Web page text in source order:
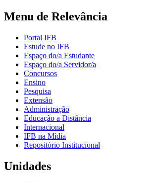
Menu de Relevância
Portal IFB
Estude no IFB
Espaço do/a Estudante
Espaço do/a Servidor/a
Concursos
Ensino
Pesquisa
Extensão
Administração
Educação a Distância
Internacional
IFB na Mídia
Repositório Institucional
Unidades